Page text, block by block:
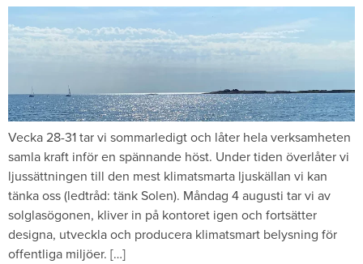
Vecka 28-31 tar vi sommarledigt och låter hela verksamheten
samla kraft inför en spännande höst. Under tiden överlåter vi
ljussättningen till den mest klimatsmarta ljuskällan vi kan
tänka oss (ledtråd: tänk Solen). Måndag 4 augusti tar vi av
solglasögonen, kliver in på kontoret igen och fortsätter
designa, utveckla och producera klimatsmart belysning för
offentliga miljöer. […]